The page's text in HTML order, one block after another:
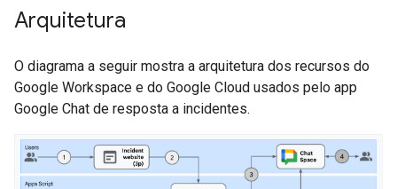
Arquitetura
O diagrama a seguir mostra a arquitetura dos recursos do
Google Workspace e do Google Cloud usados pelo app
Google Chat de resposta a incidentes.